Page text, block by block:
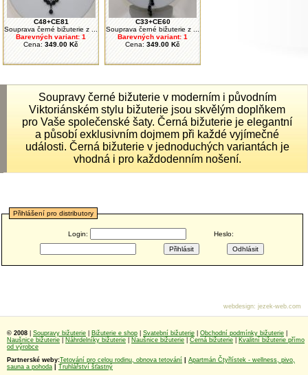
C48+CE81
Souprava černé bižuterie z ...
Barevných variant: 1
Cena: 349.00 Kč
C33+CE60
Souprava černé bižuterie z ...
Barevných variant: 1
Cena: 349.00 Kč
Soupravy černé bižuterie v moderním i původním
Viktoriánském stylu bižuterie jsou skvělým doplňkem
pro Vaše společenské šaty. Černá bižuterie je elegantní
a působí exklusivním dojmem při každé vyjímečné
události. Černá bižuterie v jednoduchých variantách je
vhodná i pro každodenním nošení.
Přihlášení pro distributory
Login: Heslo:
© 2008 Soupravy bižuterie Bižuterie e shop Svatební bižuterie Obchodní podmínky bižuterie
Naušnice bižuterie
Náhrdelníky bižuterie Naušnice bižuterie Černá bižuterie
Kvalitní bižuterie přímo
od výrobce
Partnerské weby:Tetování pro celou rodinu, obnova tetování
Apartmán Čtyřlístek - wellness, pivo,
sauna a pohoda
Truhlářství šťastný
webdesign: jezek-web.com